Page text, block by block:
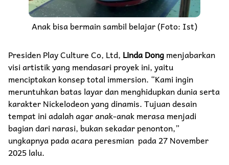
Anak bisa bermain sambil belajar (Foto: Ist)
Presiden Play Culture Co, Ltd, Linda Dongmenjabarkan
visi artistik yang mendasari proyek ini, yaitu
menciptakan konsep total immersion. “Kami ingin
meruntuhkan batas layar dan menghidupkan dunia serta
karakter Nickelodeon yang dinamis. Tujuan desain
tempat ini adalah agar anak-anak merasa menjadi
bagian dari narasi, bukan sekadar penonton,”
ungkapnya pada acara peresmian pada 27 November
2025 lalu.